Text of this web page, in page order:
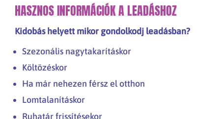
HASZNOS INFORMÁCIÓK A LEADÁSHOZ
Kidobás helyett mikor gondolkodj leadásban?
Szezonális nagytakarításkor
Költözéskor
Ha már nehezen férsz el otthon
Lomtalanításkor
Ruhatár frissítésekor